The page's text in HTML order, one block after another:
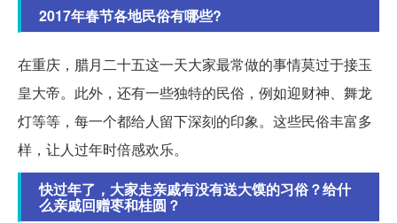
2017年春节各地民俗有哪些?
在重庆，腊月二十五这一天大家最常做的事情莫过于接玉
皇大帝。此外，还有一些独特的民俗，例如迎财神、舞龙
灯等等，每一个都给人留下深刻的印象。这些民俗丰富多
样，让人过年时倍感欢乐。
快过年了，大家走亲戚有没有送大馍的习俗？给什
么亲戚回赠枣和桂圆？